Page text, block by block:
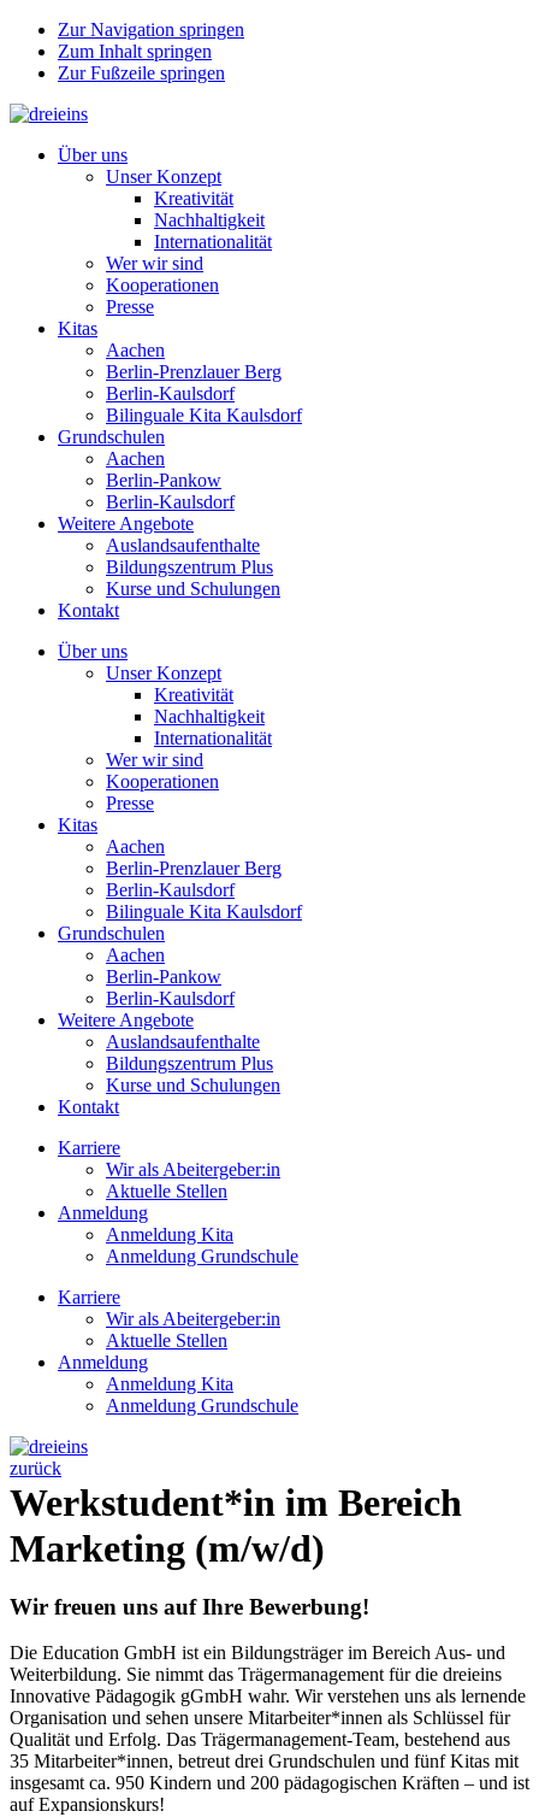
Zur Navigation springen
Zum Inhalt springen
Zur Fußzeile springen
Über uns
Unser Konzept
Kreativität
Nachhaltigkeit
Internationalität
Wer wir sind
Kooperationen
Presse
Kitas
Aachen
Berlin-Prenzlauer Berg
Berlin-Kaulsdorf
Bilinguale Kita Kaulsdorf
Grundschulen
Aachen
Berlin-Pankow
Berlin-Kaulsdorf
Weitere Angebote
Auslandsaufenthalte
Bildungszentrum Plus
Kurse und Schulungen
Kontakt
Über uns
Unser Konzept
Kreativität
Nachhaltigkeit
Internationalität
Wer wir sind
Kooperationen
Presse
Kitas
Aachen
Berlin-Prenzlauer Berg
Berlin-Kaulsdorf
Bilinguale Kita Kaulsdorf
Grundschulen
Aachen
Berlin-Pankow
Berlin-Kaulsdorf
Weitere Angebote
Auslandsaufenthalte
Bildungszentrum Plus
Kurse und Schulungen
Kontakt
Karriere
Wir als Abeitergeber:in
Aktuelle Stellen
Anmeldung
Anmeldung Kita
Anmeldung Grundschule
Karriere
Wir als Abeitergeber:in
Aktuelle Stellen
Anmeldung
Anmeldung Kita
Anmeldung Grundschule
zurück
Werkstudent*in im Bereich
Marketing (m/w/d)
Wir freuen uns auf Ihre Bewerbung!
Die Education GmbH ist ein Bildungsträger im Bereich Aus- und
Weiterbildung. Sie nimmt das Trägermanagement für die dreieins
Innovative Pädagogik gGmbH wahr. Wir verstehen uns als lernende
Organisation und sehen unsere Mitarbeiter*innen als Schlüssel für
Qualität und Erfolg. Das Trägermanagement-Team, bestehend aus
35 Mitarbeiter*innen, betreut drei Grundschulen und fünf Kitas mit
insgesamt ca. 950 Kindern und 200 pädagogischen Kräften – und ist
auf Expansionskurs!